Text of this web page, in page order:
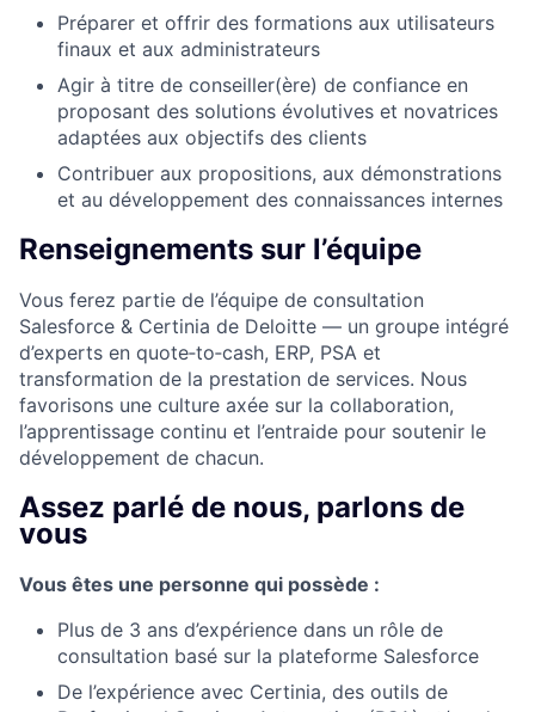
Préparer et offrir des formations aux utilisateurs
finaux et aux administrateurs
Agir à titre de conseiller(ère) de confiance en
proposant des solutions évolutives et novatrices
adaptées aux objectifs des clients
Contribuer aux propositions, aux démonstrations
et au développement des connaissances internes
Renseignements sur l’équipe
Vous ferez partie de l’équipe de consultation
Salesforce & Certinia de Deloitte — un groupe intégré
d’experts en quote‑to‑cash, ERP, PSA et
transformation de la prestation de services. Nous
favorisons une culture axée sur la collaboration,
l’apprentissage continu et l’entraide pour soutenir le
développement de chacun.
Assez parlé de nous, parlons de
vous
Vous êtes une personne qui possède :
Plus de 3 ans d’expérience dans un rôle de
consultation basé sur la plateforme Salesforce
De l’expérience avec Certinia, des outils de